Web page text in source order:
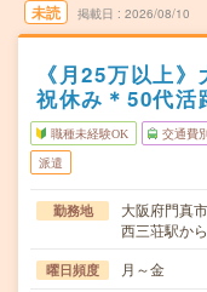
未読 掲載日 2026/08/10
《月25万以上
祝休み＊50代活
職種未経験OK 交通費
派遣
勤務地
大阪府門真市
西三荘駅か
曜日頻度 月～金